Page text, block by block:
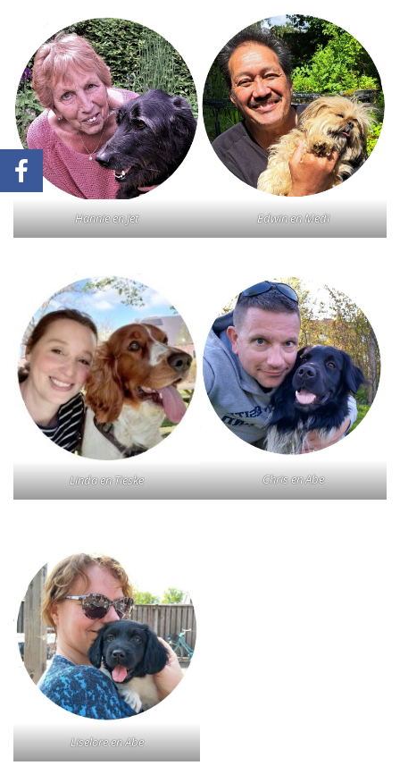
Hannie en Jet Edwin en Medi
Linda en Tieske Chris en Abe
Liselore en Abe